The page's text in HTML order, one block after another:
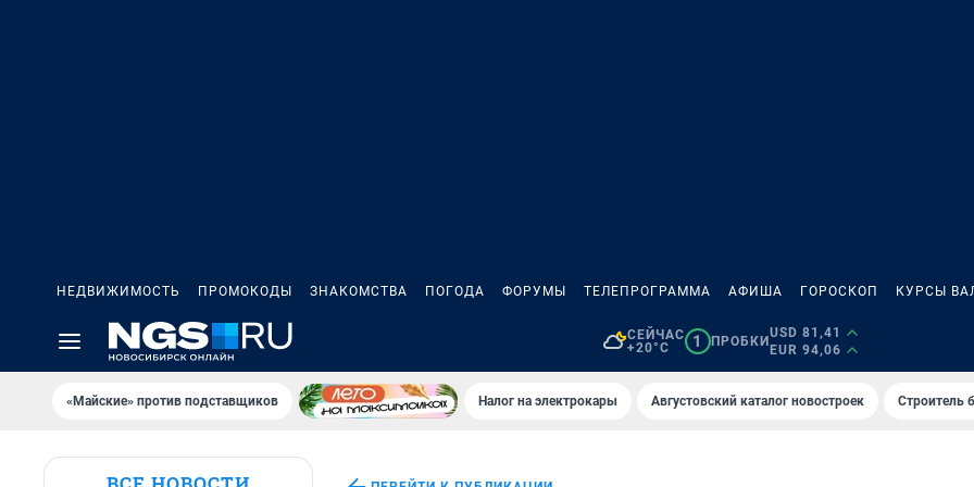
НЕДВИЖИМОСТЬ ПРОМОКОДЫ ЗНАКОМСТВА ПОГОДА ФОРУМЫ ТЕЛЕПРОГРАММА АФИША ГОРОСКОП КУРСЫ
СЕЙЧАС
+20°C
1 ПРОБКИ
USD 81,41
EUR 94,06
«Майские» против подставщиков Налог на электрокары Августовский каталог новостроек Строитель